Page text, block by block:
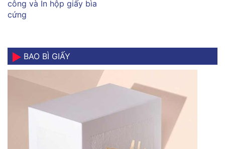
công và In hộp giấy bìa
cứng
BAO BÌ GIẤY